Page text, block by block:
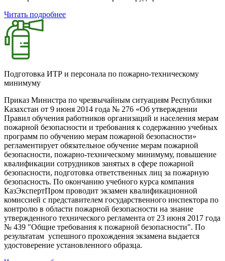
Читать подробнее
Подготовка ИТР и персонала по пожарно-техническому
минимуму
Приказ Министра по чрезвычайным ситуациям Республики
Казахстан от 9 июня 2014 года № 276 «Об утверждении
Правил обучения работников организаций и населения мерам
пожарной безопасности и требования к содержанию учебных
программ по обучению мерам пожарной безопасности»
регламентирует обязательное обучение мерам пожарной
безопасности, пожарно-техническому минимуму, повышение
квалификации сотрудников занятых в сфере пожарной
безопасности, подготовка ответственных лиц за пожарную
безопасность. По окончанию учебного курса компания
КазЭкспертПром проводит экзамен квалификационной
комиссией с представителем государственного инспектора по
контролю в области пожарной безопасности на знание
утвержденного технического регламента от 23 июня 2017 года
№ 439 "Общие требования к пожарной безопасности". По
результатам успешного прохождения экзамена выдается
удостоверение установленного образца.